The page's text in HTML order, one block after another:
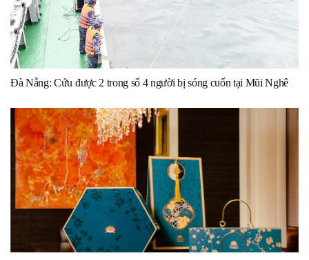
Đà Nẵng: Cứu được 2 trong số 4 người bị sóng cuốn tại Mũi Nghê